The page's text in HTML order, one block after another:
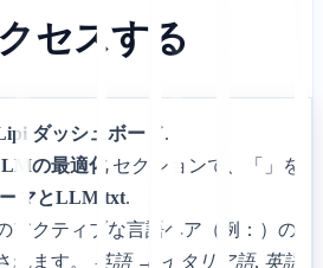
セスする
ダッシュボード.
の最適化セクションで、「」を
ーマとLLM.txt.
アクティブな言語ペア（例：）の
れます。 英語 → イタリア語, 英語